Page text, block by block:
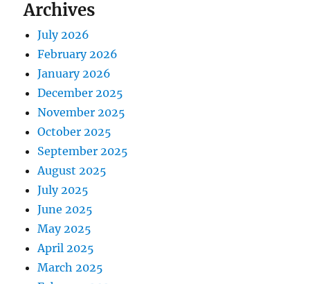
Archives
July 2026
February 2026
January 2026
December 2025
November 2025
October 2025
September 2025
August 2025
July 2025
June 2025
May 2025
April 2025
March 2025